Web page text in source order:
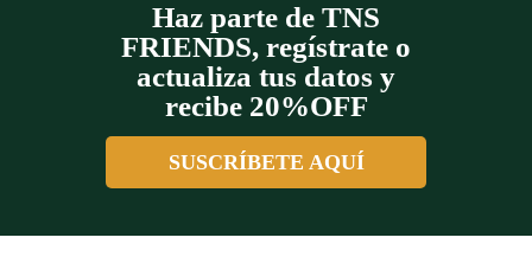
Haz parte de TNS
FRIENDS, regístrate o
actualiza tus datos y
recibe 20%OFF
SUSCRÍBETE AQUÍ